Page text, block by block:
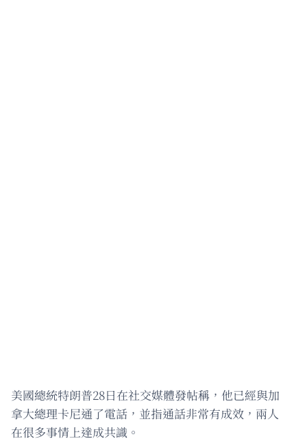
美國總統特朗普28日在社交媒體發帖稱，他已經與加
拿大總理卡尼通了電話，並指通話非常有成效，兩人
在很多事情上達成共識。